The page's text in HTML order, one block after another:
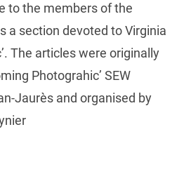
to the members of the
a section devoted to Virginia
The articles were originally
Photograhic’ SEW
Jaurès and organised by